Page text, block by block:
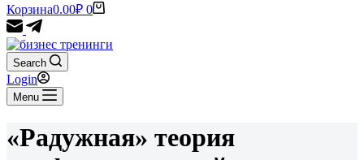
Корзина0.00₽ 0
Search
Login
Menu
«Радужная» теория